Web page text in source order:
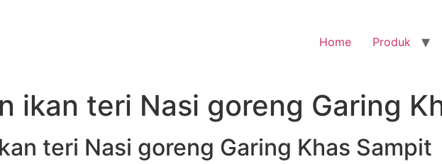
Home Produk
ikan teri Nasi goreng Garing
teri Nasi goreng Garing Khas Sampit